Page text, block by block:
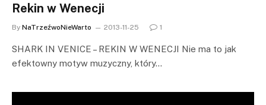
Rekin w Wenecji
By NaTrzeźwoNieWarto 2013-11-25 1
SHARK IN VENICE – REKIN W WENECJI Nie ma to jak
efektowny motyw muzyczny, który…